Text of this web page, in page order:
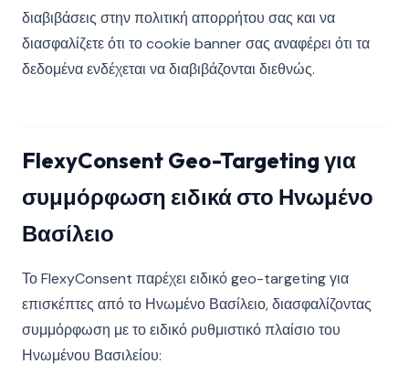
διαβιβάσεις στην πολιτική απορρήτου σας και να
διασφαλίζετε ότι το cookie banner σας αναφέρει ότι τα
δεδομένα ενδέχεται να διαβιβάζονται διεθνώς.
FlexyConsent Geo-Targeting για
συμμόρφωση ειδικά στο Ηνωμένο
Βασίλειο
Το FlexyConsent παρέχει ειδικό geo-targeting για
επισκέπτες από το Ηνωμένο Βασίλειο, διασφαλίζοντας
συμμόρφωση με το ειδικό ρυθμιστικό πλαίσιο του
Ηνωμένου Βασιλείου: